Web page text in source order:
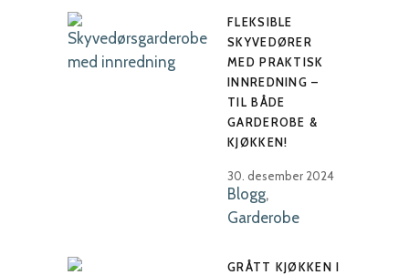
FLEKSIBLE
SKYVEDØRER
MED PRAKTISK
INNREDNING –
TIL BÅDE
GARDEROBE &
KJØKKEN!
30. desember 2024
Blogg,
Garderobe
GRÅTT KJØKKEN I